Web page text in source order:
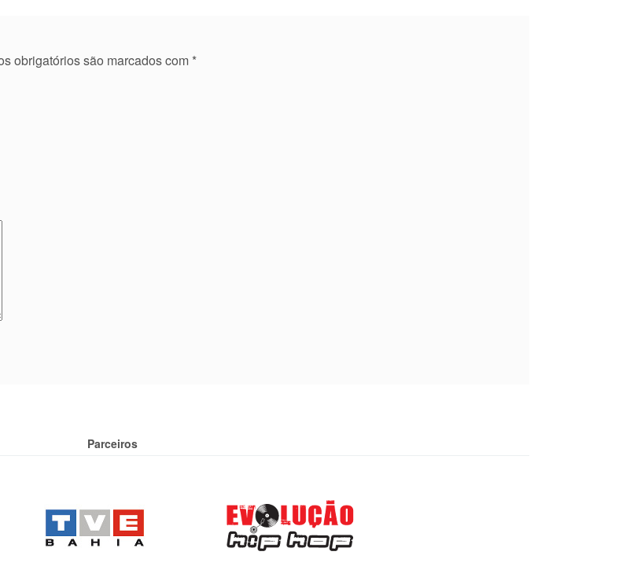
obrigatórios são marcados com *
Parceiros